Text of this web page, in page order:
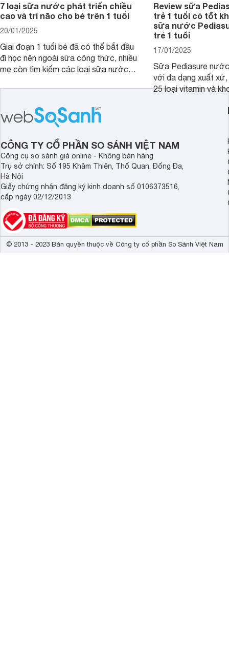
7 loại sữa nước phát triển chiều
cao và trí não cho bé trên 1 tuổi
20/01/2025
Giai đoạn 1 tuổi bé đã có thể bắt đầu
đi học nên ngoài sữa công thức, nhiều
mẹ còn tìm kiếm các loại sữa nước
trẻ. Dưới đây là 7 loại sữa nước phát
1 tuổi tốt mà mẹ bỉm nên lựa chọn.
Review sữa
trẻ 1 tuổi có tốt
sữa nước
trẻ 1 tuổi
17/01/2025
Sữa Pediasure
với đa dạng xuất
25 loại vitamin và
CÔNG TY CỔ PHẦN SO SÁNH VIỆT NAM
Công cụ so sánh giá online - Không bán hàng
Trụ sở chính: Số 195 Khâm Thiên, Thổ Quan, Đống Đa,
Hà Nội
Giấy chứng nhận đăng ký kinh doanh số 0106373516,
cấp ngày 02/12/2013
© 2013 - 2023 Bản quyền thuộc về Công ty cổ phần So Sánh Việt Nam